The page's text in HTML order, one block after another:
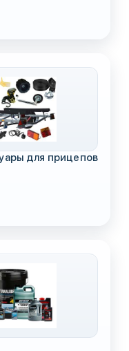
для прицепов